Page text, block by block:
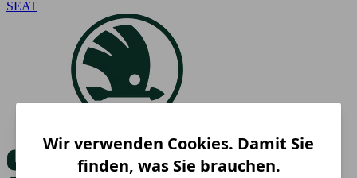
SEAT
Wir verwenden Cookies. Damit Sie
finden, was Sie brauchen.